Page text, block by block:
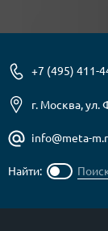
+7 (495) 411-
г. Москва, ул.
info@meta-
Найти: